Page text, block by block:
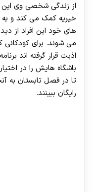
از زندگی شخصی وی
خیریه کمک می کند و به
های خود این افراد از
می شوند. برای کودکانی
اذیت قرار گرفته اند
باشگاه هایش را در
تا در فصل تابستان به
رایگان ببینند.